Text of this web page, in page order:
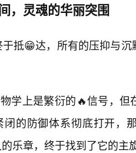
，灵魂的华丽突围
抵😁达，所有的压抑与
学上是繁衍的🔥信号，
闭的防御体系彻底打开，
乐章，终于找到了它的主